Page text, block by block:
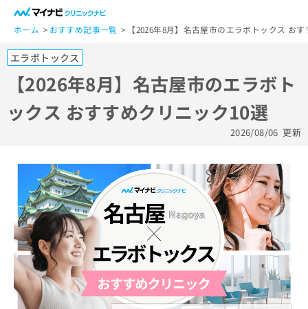
ホーム おすすめ記事一覧 【2026年8月】名古屋市のエラボトックス お
エラボトックス
【2026年8月】名古屋市のエラボト
ックス おすすめクリニック10選
2026/08/06 更新
一
般
ー
ザ
ー
の
方
ち
マ
イ
ナ
ビ
ク
リ
ニ
医
療
関
係
者
の
方